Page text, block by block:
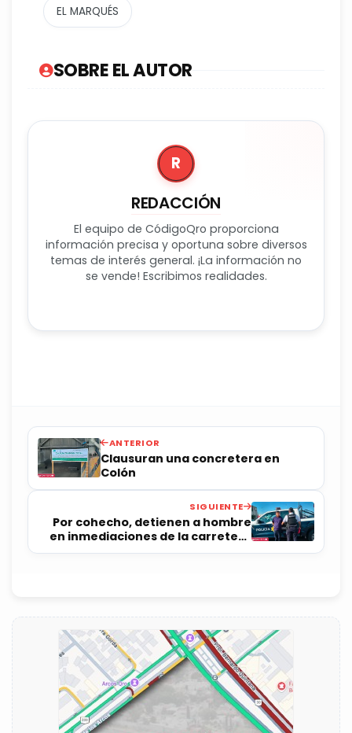
EL MARQUÉS
SOBRE EL AUTOR
R
REDACCIÓN
El equipo de CódigoQro proporciona
información precisa y oportuna sobre diversos
temas de interés general. ¡La información no
se vende! Escribimos realidades.
ANTERIOR
Clausuran una concretera en
Colón
SIGUIENTE
Por cohecho, detienen a hombre
en inmediaciones de la carretera
57